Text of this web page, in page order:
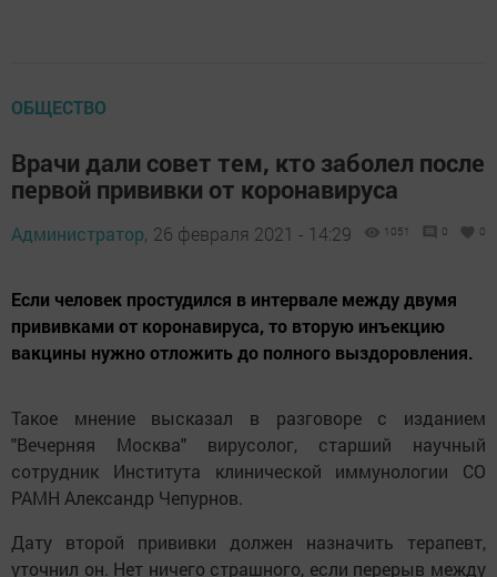
ОБЩЕСТВО
Врачи дали совет тем, кто заболел после
первой прививки от коронавируса
Администратор, 26 февраля 2021 - 14:29 1051 0 0
Если человек простудился в интервале между двумя
прививками от коронавируса, то вторую инъекцию
вакцины нужно отложить до полного выздоровления.
Такое мнение высказал в разговоре с изданием
"Вечерняя Москва" вирусолог, старший научный
сотрудник Института клинической иммунологии СО
РАМН Александр Чепурнов.
Дату второй прививки должен назначить терапевт,
уточнил он. Нет ничего страшного, если перерыв между